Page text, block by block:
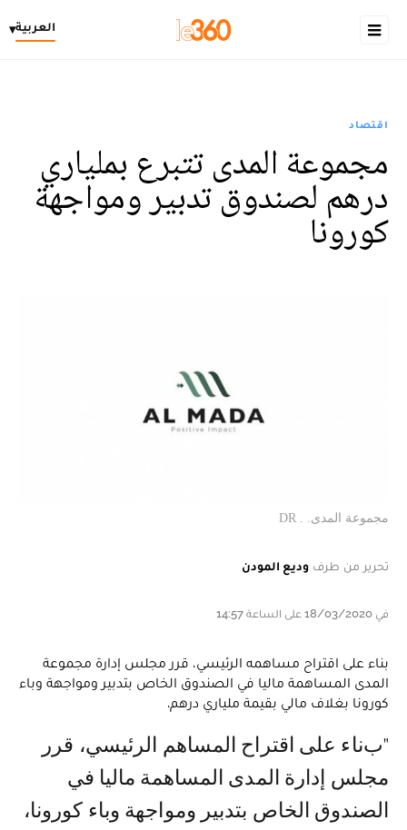
العربية▾
اقتصاد
مجموعة المدى تتبرع بملياري
درهم لصندوق تدبير ومواجهة
كورونا
مجموعة المدى. . DR
تحرير من طرف وديع المودن
في 18/03/2020 على الساعة 14:57
بناء على اقتراح مساهمه الرئيسي، قرر مجلس إدارة مجموعة
المدى المساهمة ماليا في الصندوق الخاص بتدبير ومواجهة وباء
كورونا بغلاف مالي بقيمة ملياري درهم.
"بناء على اقتراح المساهم الرئيسي، قرر
مجلس إدارة المدى المساهمة ماليا في
الصندوق الخاص بتدبير ومواجهة وباء كورونا،